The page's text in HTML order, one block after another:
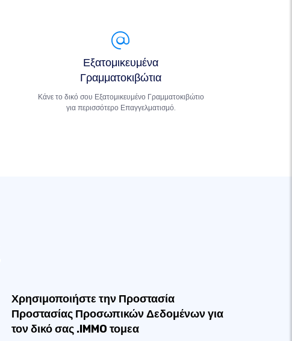
Εξατομικευμένα
Γραμματοκιβώτια
Κάνε το δικό σου Εξατομικευμένο Γραμματοκιβώτιο
για περισσότερο Επαγγελματισμό.
Χρησιμοποιήστε την Προστασία
Προστασίας Προσωπικών Δεδομένων για
τον δικό σας .IMMO τομεα